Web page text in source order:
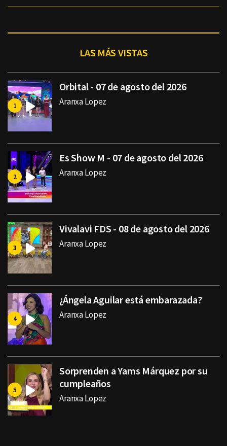
LAS MÁS VISTAS
Orbital - 07 de agosto del 2026
Aranxa Lopez
Es Show M - 07 de agosto del 2026
Aranxa Lopez
Vivalavi FDS - 08 de agosto del 2026
Aranxa Lopez
¿Ángela Aguilar está embarazada?
Aranxa Lopez
Sorprenden a Yams Márquez por su
cumpleaños
Aranxa Lopez